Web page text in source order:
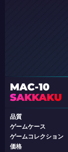
MAC-10
SAKKAKU
品質
ゲームケース
ゲームコレクション
価格